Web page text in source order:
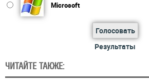
Microsoft
Голосовать
Результаты
ЧИТАЙТЕ ТАКЖЕ: